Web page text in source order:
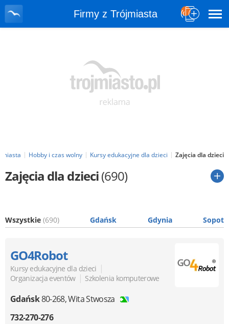
Firmy z Trójmiasta
Hobby i czas wolny Kursy edukacyjne dla dzieci Zajęcia dla dzieci
Zajęcia dla dzieci(690)
Wszystkie (690) Gdańsk Gdynia Sopot
GO4Robot
Kursy edukacyjne dla dzieci |
Organizacja eventów | Szkolenia komputerowe
Gdańsk80-268,Wita Stwosza
732-270-276